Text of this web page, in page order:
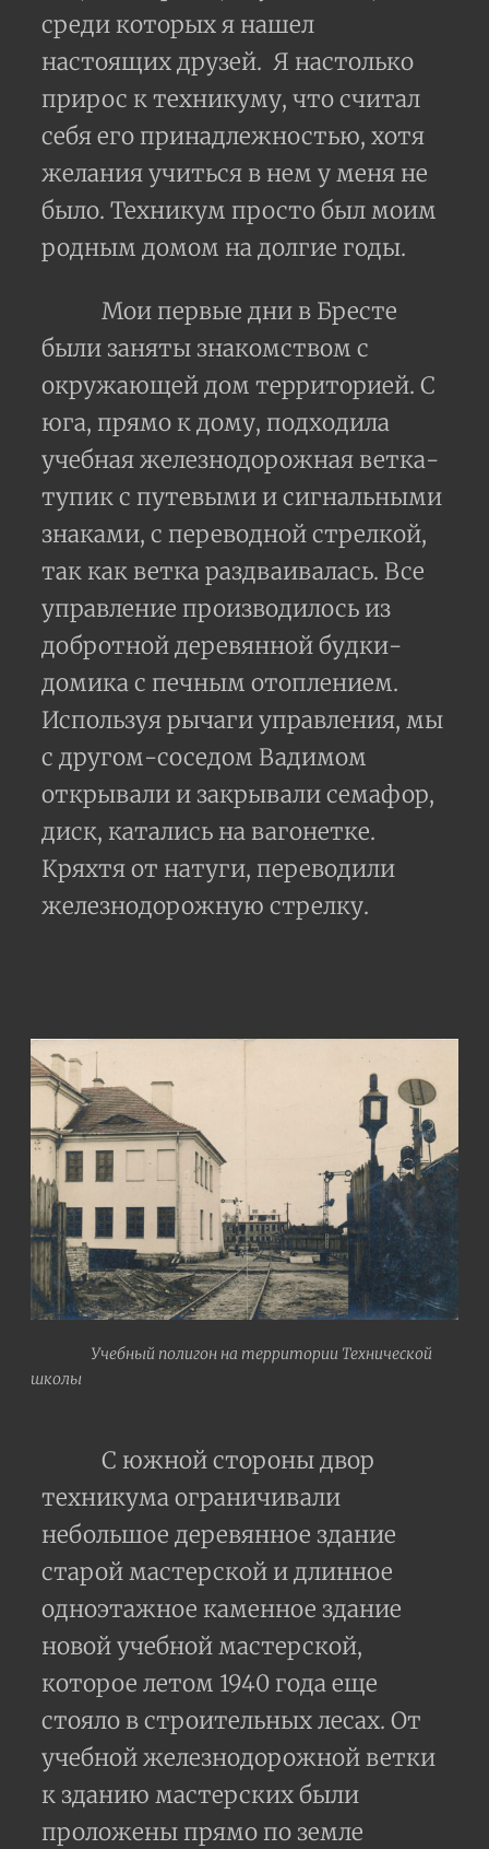
среди которых я нашел
настоящих друзей. Я настолько
прирос к техникуму, что считал
себя его принадлежностью, хотя
желания учиться в нем у меня не
было. Техникум просто был моим
родным домом на долгие годы.
Мои первые дни в Бресте
были заняты знакомством с
окружающей дом территорией. С
юга, прямо к дому, подходила
учебная железнодорожная ветка-
тупик с путевыми и сигнальными
знаками, с переводной стрелкой,
так как ветка раздваивалась. Все
управление производилось из
добротной деревянной будки-
домика с печным отоплением.
Используя рычаги управления, мы
с другом-соседом Вадимом
открывали и закрывали семафор,
диск, катались на вагонетке.
Кряхтя от натуги, переводили
железнодорожную стрелку.
Учебный полигон на территории Технической
школы
С южной стороны двор
техникума ограничивали
небольшое деревянное здание
старой мастерской и длинное
одноэтажное каменное здание
новой учебной мастерской,
которое летом 1940 года еще
стояло в строительных лесах. От
учебной железнодорожной ветки
к зданию мастерских были
проложены прямо по земле